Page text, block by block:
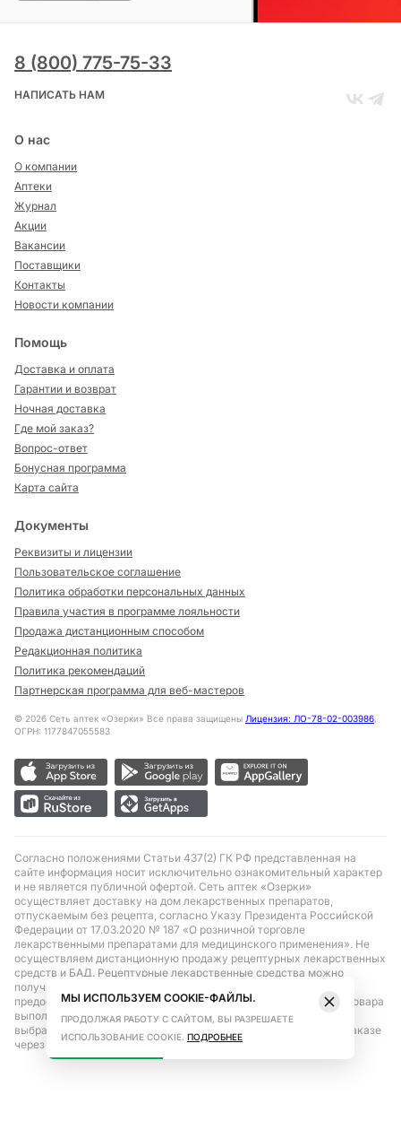
8 (800) 775-75-33
НАПИСАТЬ НАМ
О нас
О компании
Аптеки
Журнал
Акции
Вакансии
Поставщики
Контакты
Новости компании
Помощь
Доставка и оплата
Гарантии и возврат
Ночная доставка
Где мой заказ?
Вопрос-ответ
Бонусная программа
Карта сайта
Документы
Реквизиты и лицензии
Пользовательское соглашение
Политика обработки персональных данных
Правила участия в программе лояльности
Продажа дистанционным способом
Редакционная политика
Политика рекомендаций
Партнерская программа для веб-мастеров
© 2026 Сеть аптек «Озерки» Все права защищены Лицензия: ЛО-78-02-003986,
ОГРН: 1177847055583
Согласно положениями Статьи 437(2) ГК РФ представленная на
сайте информация носит исключительно ознакомительный характер
и не является публичной офертой. Сеть аптек «Озерки»
осуществляет доставку на дом лекарственных препаратов,
отпускаемым без рецепта, согласно Указу Президента Российской
Федерации от 17.03.2020 № 187 «О розничной торговле
лекарственными препаратами для медицинского применения». Не
осуществляем дистанционную продажу рецептурных лекарственных
средств и БАД. Рецептурные лекарственные средства можно
получить только при помощи самовывоза в аптеке при
предоставлении рецепта, выписанного врачом. Бронирование товара
выполняется при условиях последующего выкупа заказа в
выбранном аптечном пункте. Цена действительна только при заказе
через сайт.
МЫ ИСПОЛЬЗУЕМ COOKIE-ФАЙЛЫ.
ПРОДОЛЖАЯ РАБОТУ С САЙТОМ, ВЫ РАЗРЕШАЕТЕ
ИСПОЛЬЗОВАНИЕ COOKIE. ПОДРОБНЕЕ